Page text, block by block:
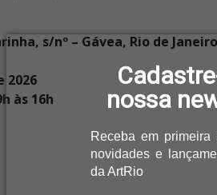
nossa
Receba em primeira
novidades e
da ArtRio
s/nº – Gávea, Rio de Janeiro
2026
às 16h